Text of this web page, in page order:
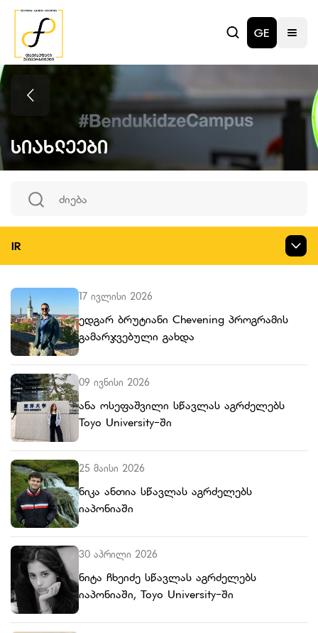
GE
Სიახლეები
IR
17 ივლისი 2026
ედგარ ბრუტიანი Chevening პროგრამის
გამარჯვებული გახდა
09 ივნისი 2026
ანა ოსეფაშვილი სწავლას აგრძელებს
Toyo University-ში
25 მაისი 2026
ნიკა ანთია სწავლას აგრძელებს
იაპონიაში
30 აპრილი 2026
ნიტა ჩხეიძე სწავლას აგრძელებს
იაპონიაში, Toyo University-ში